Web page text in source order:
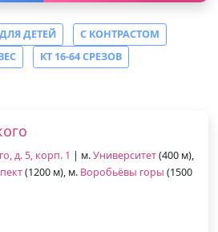
ДЛЯ ДЕТЕЙ
С КОНТРАСТОМ
КТ 16-64 СРЕЗОВ
д. 5, корп. 1 | м.Университет(400 м),
(1200 м), м. Воробьёвы горы (1500